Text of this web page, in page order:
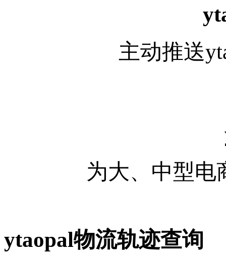
主动推送
为大、中型电
ytaopal物流轨迹查询